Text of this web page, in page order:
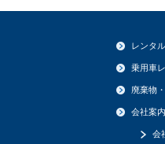
レンタ
乗用車
廃棄物
会社案内
会